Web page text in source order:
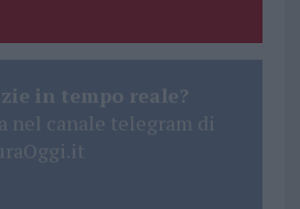
in tempo reale?
nel canale telegram di